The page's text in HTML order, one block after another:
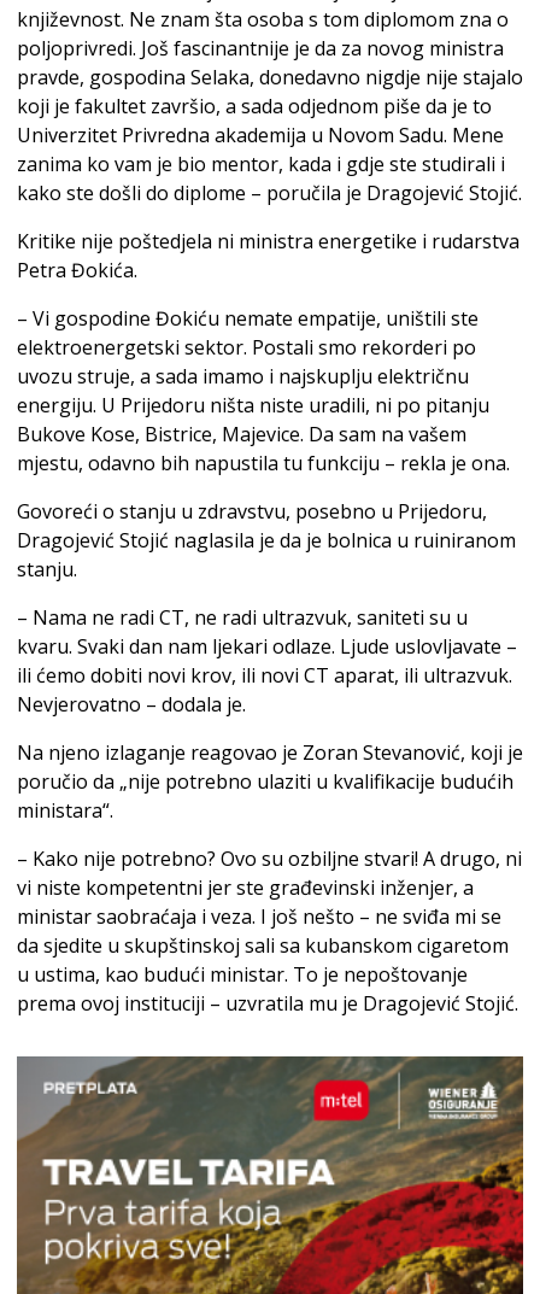
književnost. Ne znam šta osoba s tom diplomom zna o
poljoprivredi. Još fascinantnije je da za novog ministra
pravde, gospodina Selaka, donedavno nigdje nije stajalo
koji je fakultet završio, a sada odjednom piše da je to
Univerzitet Privredna akademija u Novom Sadu. Mene
zanima ko vam je bio mentor, kada i gdje ste studirali i
kako ste došli do diplome – poručila je Dragojević Stojić.
Kritike nije poštedjela ni ministra energetike i rudarstva
Petra Đokića.
– Vi gospodine Đokiću nemate empatije, uništili ste
elektroenergetski sektor. Postali smo rekorderi po
uvozu struje, a sada imamo i najskuplju električnu
energiju. U Prijedoru ništa niste uradili, ni po pitanju
Bukove Kose, Bistrice, Majevice. Da sam na vašem
mjestu, odavno bih napustila tu funkciju – rekla je ona.
Govoreći o stanju u zdravstvu, posebno u Prijedoru,
Dragojević Stojić naglasila je da je bolnica u ruiniranom
stanju.
– Nama ne radi CT, ne radi ultrazvuk, saniteti su u
kvaru. Svaki dan nam ljekari odlaze. Ljude uslovljavate –
ili ćemo dobiti novi krov, ili novi CT aparat, ili ultrazvuk.
Nevjerovatno – dodala je.
Na njeno izlaganje reagovao je Zoran Stevanović, koji je
poručio da „nije potrebno ulaziti u kvalifikacije budućih
ministara“.
– Kako nije potrebno? Ovo su ozbiljne stvari! A drugo, ni
vi niste kompetentni jer ste građevinski inženjer, a
ministar saobraćaja i veza. I još nešto – ne sviđa mi se
da sjedite u skupštinskoj sali sa kubanskom cigaretom
u ustima, kao budući ministar. To je nepoštovanje
prema ovoj instituciji – uzvratila mu je Dragojević Stojić.